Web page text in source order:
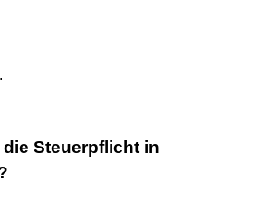
Steuerpflicht in